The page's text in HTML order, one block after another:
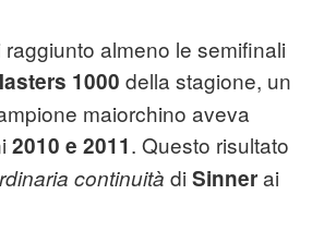
almeno le semifinali
1000 della stagione, un
maiorchino aveva
2010 e 2011. Questo risultato
continuità di Sinnerai